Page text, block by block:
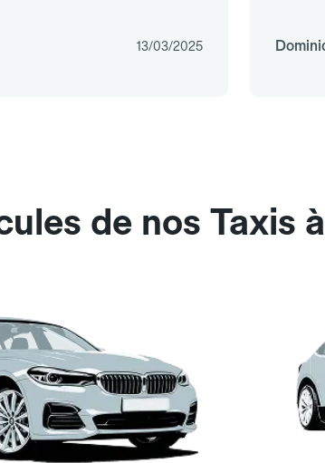
13/03/2025
de nos Taxis